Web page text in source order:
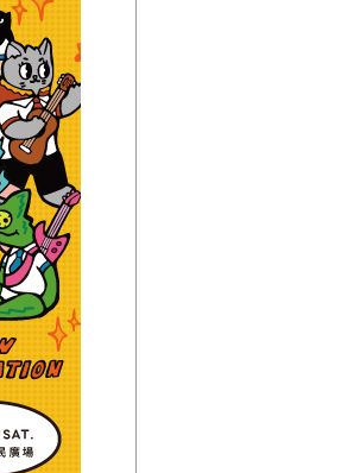
YI-LAN
正在進行】
)
精選